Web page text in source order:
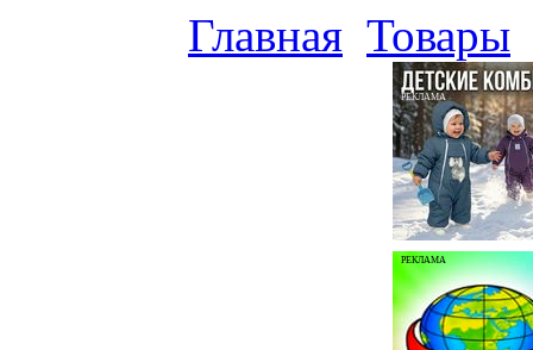
Главная Товары
РЕКЛАМА
РЕКЛАМА